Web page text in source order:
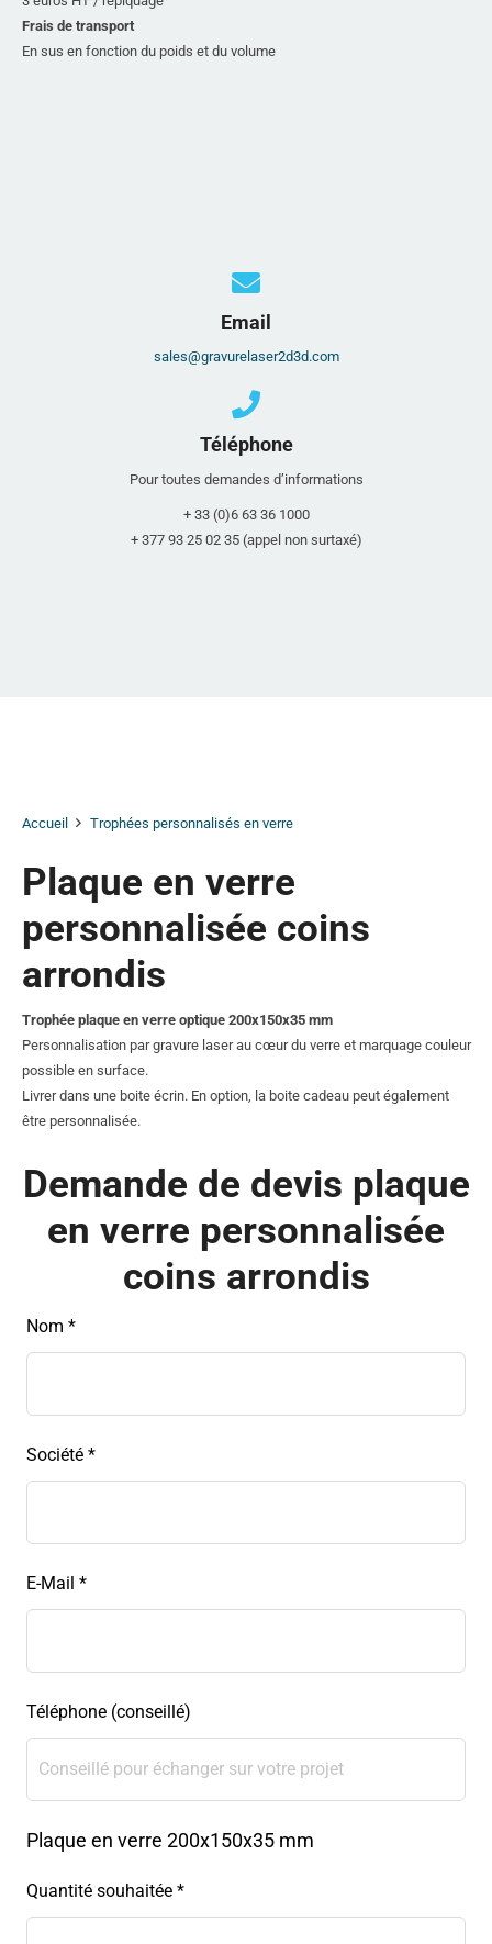
Frais de transport
En sus en fonction du poids et du volume
Email
sales@gravurelaser2d3d.com
Téléphone
Pour toutes demandes d’informations
+ 33 (0)6 63 36 1000
+ 377 93 25 02 35 (appel non surtaxé)
Accueil Trophées personnalisés en verre
Plaque en verre
personnalisée coins
arrondis
Trophée plaque en verre optique 200x150x35 mm
Personnalisation par gravure laser au cœur du verre et marquage couleur
possible en surface.
Livrer dans une boite écrin. En option, la boite cadeau peut également
être personnalisée.
Demande de devis plaque
en verre personnalisée
coins arrondis
Leave
Nom *
Société *
E-Mail *
Téléphone (conseillé)
Plaque en verre 200x150x35 mm
Quantité souhaitée *